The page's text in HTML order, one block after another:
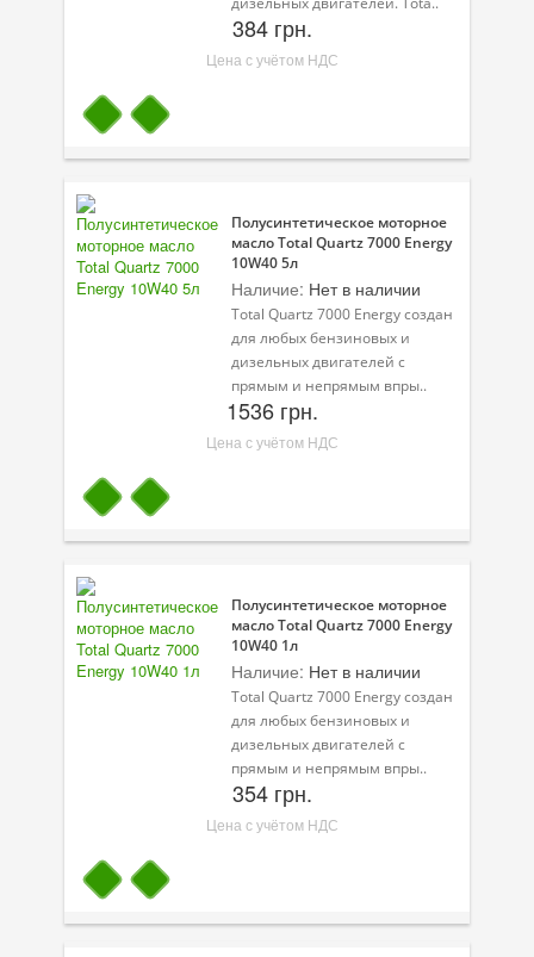
384 грн.
Цена с учётом НДС
Полусинтетическое моторное
масло Total Quartz 7000 Energy
10W40 5л
Наличие: Нет в наличии
Total Quartz 7000 Energy создан
для любых бензиновых и
дизельных двигателей с
прямым и непрямым впры..
1536 грн.
Цена с учётом НДС
Полусинтетическое моторное
масло Total Quartz 7000 Energy
10W40 1л
Наличие: Нет в наличии
Total Quartz 7000 Energy создан
для любых бензиновых и
дизельных двигателей с
прямым и непрямым впры..
354 грн.
Цена с учётом НДС